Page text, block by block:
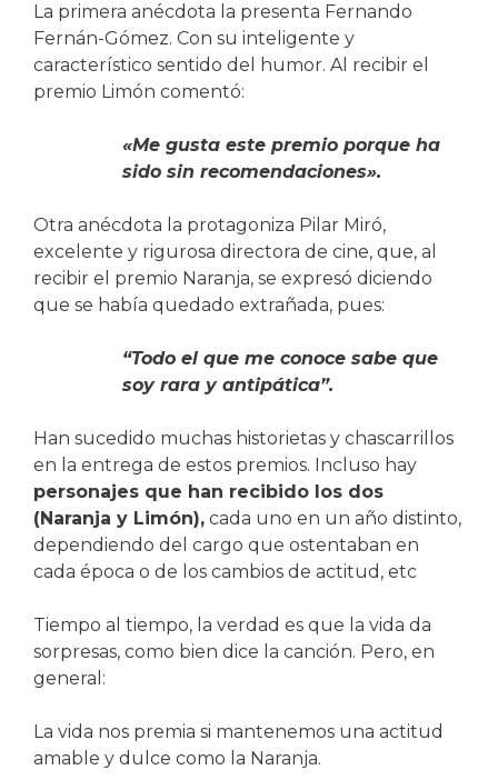
La primera anécdota la presenta Fernando
Fernán-Gómez. Con su inteligente y
característico sentido del humor. Al recibir el
premio Limón comentó:
«Me gusta este premio porque ha
sido sin recomendaciones».
Otra anécdota la protagoniza Pilar Miró,
excelente y rigurosa directora de cine, que, al
recibir el premio Naranja, se expresó diciendo
que se había quedado extrañada, pues:
“Todo el que me conoce sabe que
soy rara y antipática”.
Han sucedido muchas historietas y chascarrillos
en la entrega de estos premios. Incluso hay
personajes que han recibido los dos
(Naranja y Limón), cada uno en un año distinto,
dependiendo del cargo que ostentaban en
cada época o de los cambios de actitud, etc
Tiempo al tiempo, la verdad es que la vida da
sorpresas, como bien dice la canción. Pero, en
general:
La vida nos premia si mantenemos una actitud
amable y dulce como la Naranja.